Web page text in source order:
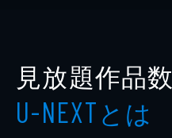
見放題作品数
U-NEXTとは